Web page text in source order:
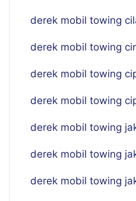
derek mobil towing
derek mobil towing
derek mobil towing
derek mobil towing
derek mobil towing
derek mobil towing
derek mobil towing